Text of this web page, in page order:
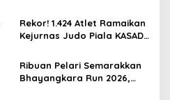
Rekor! 1.424 Atlet Ramaikan
Kejurnas Judo Piala KASAD
Juara untuk Indonesia
Ribuan Pelari Semarakkan
Bhayangkara Run 2026,